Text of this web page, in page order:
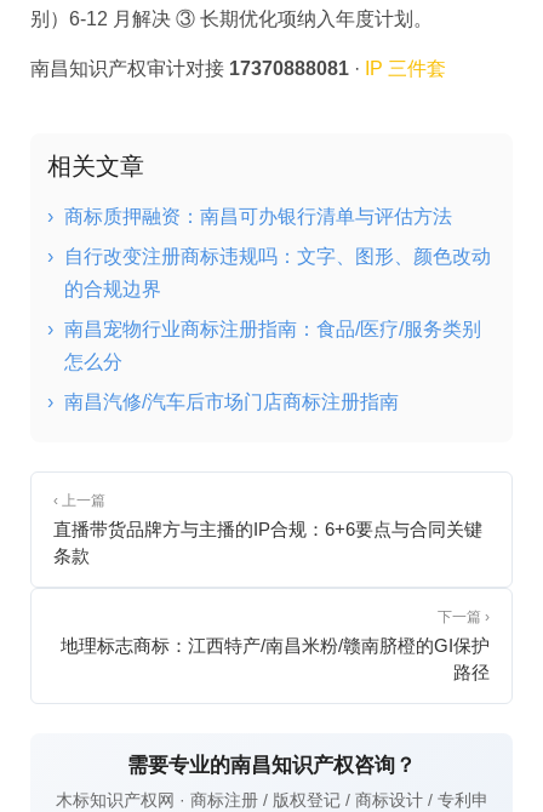
别）6-12 月解决 ③ 长期优化项纳入年度计划。
南昌知识产权审计对接 17370888081 · IP 三件套
相关文章
› 商标质押融资：南昌可办银行清单与评估方法
›
自行改变注册商标违规吗：文字、图形、颜色改动
的合规边界
› 南昌宠物行业商标注册指南：食品/医疗/服务类别
怎么分
› 南昌汽修/汽车后市场门店商标注册指南
‹ 上一篇
直播带货品牌方与主播的IP合规：6+6要点与合同关键
条款
下一篇 ›
地理标志商标：江西特产/南昌米粉/赣南脐橙的GI保护
路径
需要专业的南昌知识产权咨询？
木标知识产权网 · 商标注册 / 版权登记 / 商标设计 / 专利申